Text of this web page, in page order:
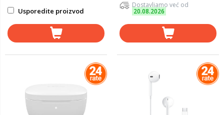
Usporedite proizvod
Dostavljamo već od
20.08.2026